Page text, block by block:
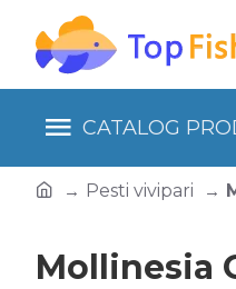
CATALOG
Pesti vivipari
Mollinesia